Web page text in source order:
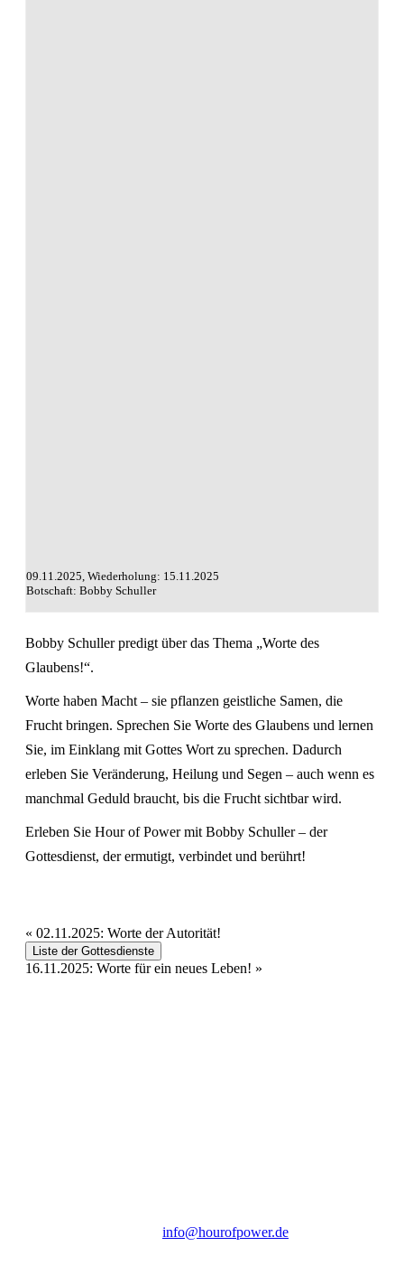
09.11.2025, Wiederholung: 15.11.2025
Botschaft: Bobby Schuller
Bobby Schuller predigt über das Thema „Worte des
Glaubens!“.
Worte haben Macht – sie pflanzen geistliche Samen, die
Frucht bringen. Sprechen Sie Worte des Glaubens und lernen
Sie, im Einklang mit Gottes Wort zu sprechen. Dadurch
erleben Sie Veränderung, Heilung und Segen – auch wenn es
manchmal Geduld braucht, bis die Frucht sichtbar wird.
Erleben Sie Hour of Power mit Bobby Schuller – der
Gottesdienst, der ermutigt, verbindet und berührt!
« 02.11.2025: Worte der Autorität!
Liste der Gottesdienste
16.11.2025: Worte für ein neues Leben! »
info@hourofpower.de